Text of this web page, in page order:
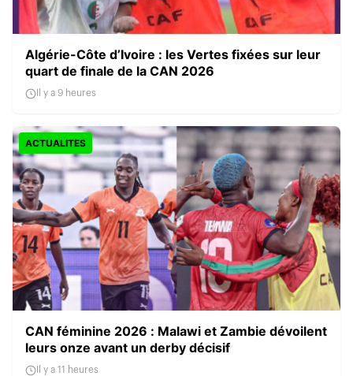
Algérie-Côte d’Ivoire : les Vertes fixées sur leur
quart de finale de la CAN 2026
Il y a 9 heures
ACTUALITES
CAN féminine 2026 : Malawi et Zambie dévoilent
leurs onze avant un derby décisif
Il y a 11 heures